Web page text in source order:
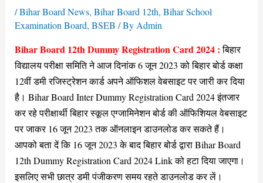
/Bihar Board News, Bihar Board 12th, Bihar School
Examination Board, BSEB / By Admin
Bihar Board 12th Dummy Registration Card 2024 : बिहार
विद्यालय परीक्षा समिति ने आज दिनांक 6 जून 2023 को बिहार बोर्ड कक्षा
12वीं डमी रजिस्ट्रेशन कार्ड अपने ऑफिशल वेबसाइट पर जारी कर दिया
है। Bihar Board Inter Dummy Registration Card 2024 इंतजार
कर रहे परीक्षार्थी बिहार स्कूल एग्जामिनेशन बोर्ड की ऑफिशियल वेबसाइट
पर जाकर 16 जून 2023 तक ऑनलाइन डाउनलोड कर सकते हैं।
आपको बता दें कि 16 जून 2023 के बाद बिहार बोर्ड द्वारा Bihar Board
12th Dummy Registration Card 2024 Link को हटा दिया जाएगा।
इसलिए सभी छात्र डमी पंजीकरण समय रहते डाउनलोड कर लें।